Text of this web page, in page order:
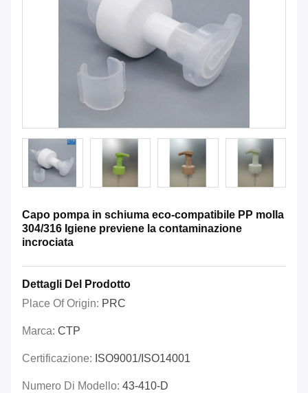
Capo pompa in schiuma eco-compatibile PP molla
304/316 Igiene previene la contaminazione
incrociata
Dettagli Del Prodotto
Place Of Origin: PRC
Marca: CTP
Certificazione: ISO9001/ISO14001
Numero Di Modello: 43-410-D